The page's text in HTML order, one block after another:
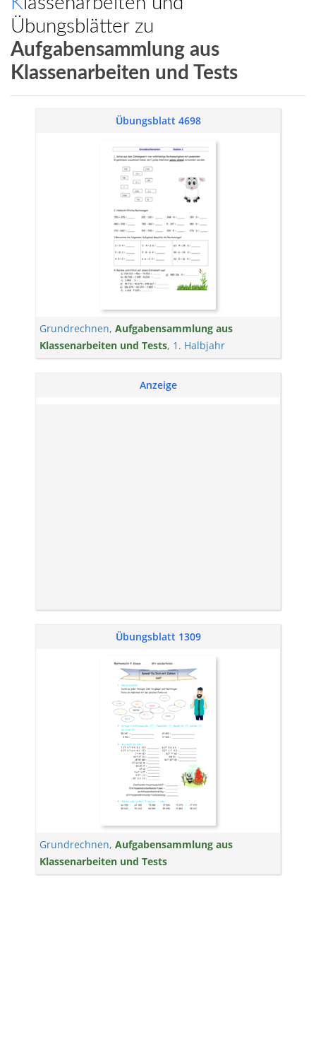
Übungsblätter zu
Aufgabensammlung aus
Klassenarbeiten und Tests
Übungsblatt 4698
Grundrechnen, Aufgabensammlung aus
Klassenarbeiten und Tests, 1. Halbjahr
Anzeige
Übungsblatt 1309
Grundrechnen, Aufgabensammlung aus
Klassenarbeiten und Tests